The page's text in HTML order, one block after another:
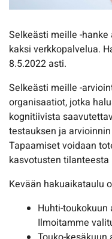
Selkeästi meille -
kaksi verkkopalvelua.
8.5.2022 asti.
Selkeästi meille -
organisaatiot, jotka
kognitiivista
testauksen ja
Tapaamiset voidaan
kasvotusten
Kevään hakuaikataulu
Huhti-toukokuun
Ilmoitamme